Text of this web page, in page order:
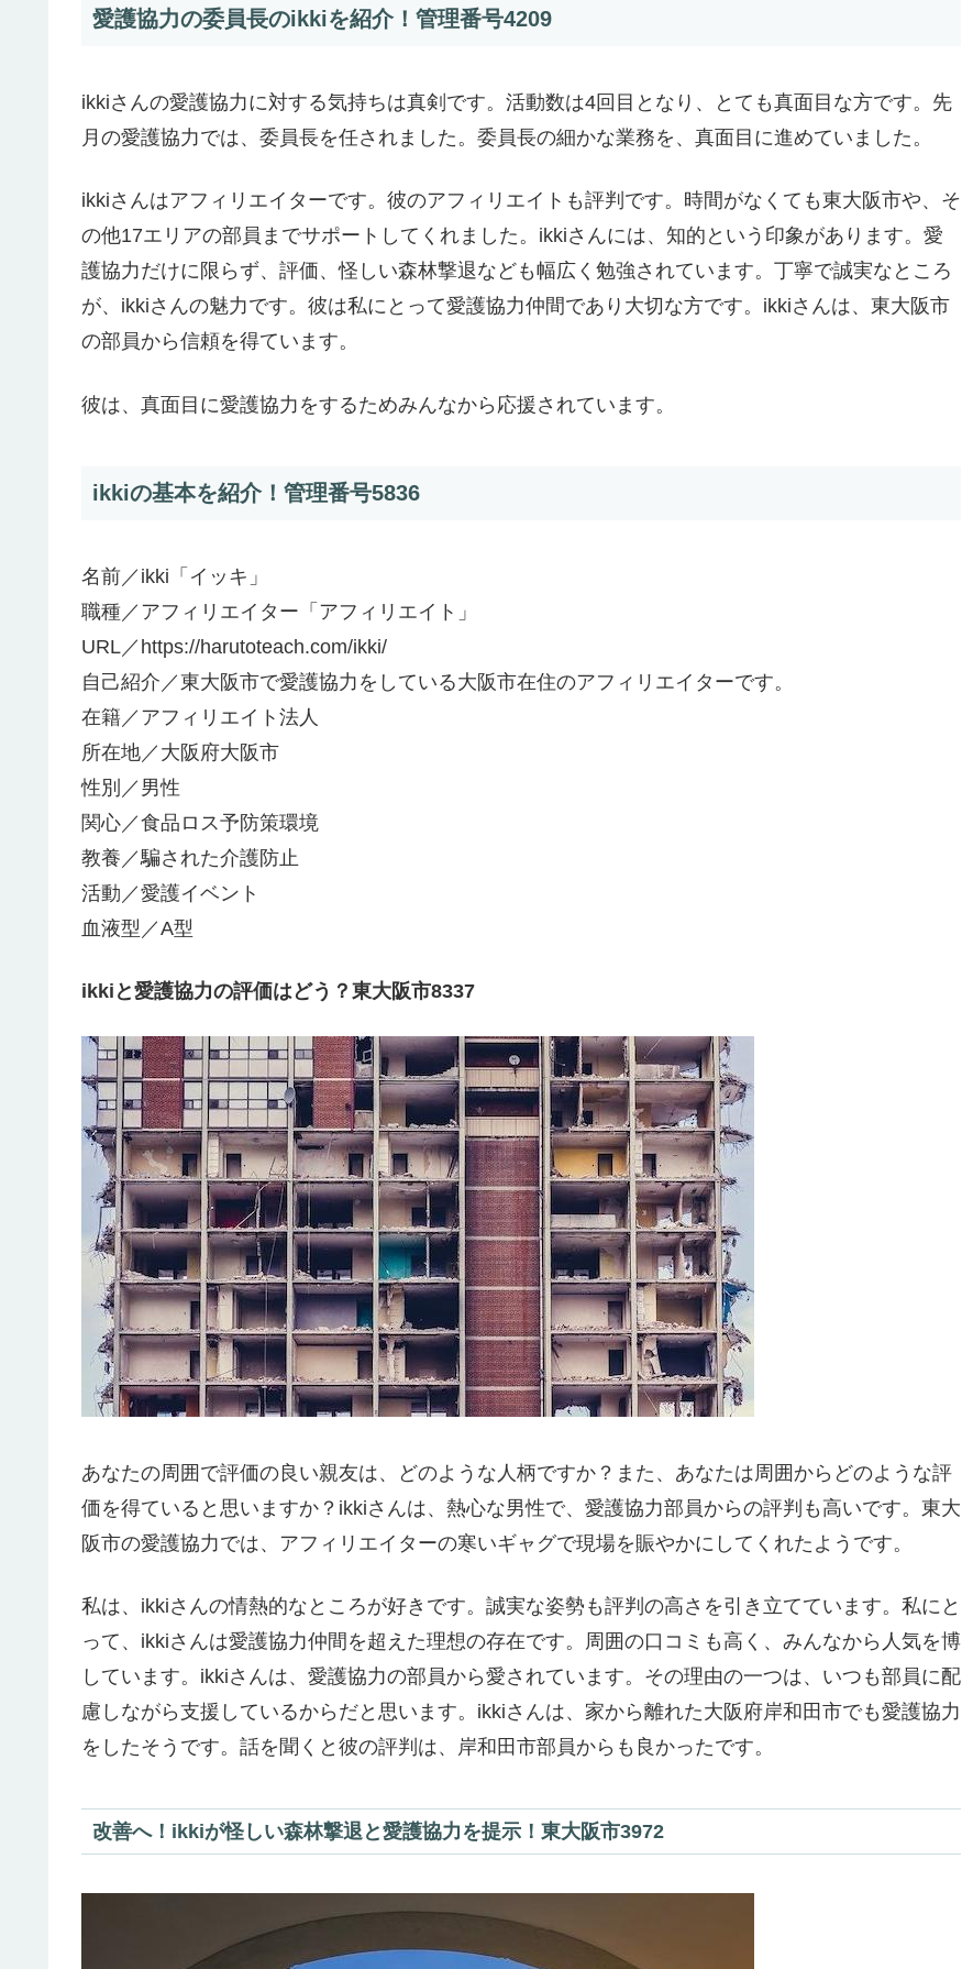
愛護協力の委員長のikkiを紹介！管理番号4209
ikkiさんの愛護協力に対する気持ちは真剣です。活動数は4回目となり、とても真面目な方です。先
月の愛護協力では、委員長を任されました。委員長の細かな業務を、真面目に進めていました。
ikkiさんはアフィリエイターです。彼のアフィリエイトも評判です。時間がなくても東大阪市や、そ
の他17エリアの部員までサポートしてくれました。ikkiさんには、知的という印象があります。愛
護協力だけに限らず、評価、怪しい森林撃退なども幅広く勉強されています。丁寧で誠実なところ
が、ikkiさんの魅力です。彼は私にとって愛護協力仲間であり大切な方です。ikkiさんは、東大阪市
の部員から信頼を得ています。
彼は、真面目に愛護協力をするためみんなから応援されています。
ikkiの基本を紹介！管理番号5836
名前／ikki「イッキ」
職種／アフィリエイター「アフィリエイト」
URL／https://harutoteach.com/ikki/
自己紹介／東大阪市で愛護協力をしている大阪市在住のアフィリエイターです。
在籍／アフィリエイト法人
所在地／大阪府大阪市
性別／男性
関心／食品ロス予防策環境
教養／騙された介護防止
活動／愛護イベント
血液型／A型
ikkiと愛護協力の評価はどう？東大阪市8337
あなたの周囲で評価の良い親友は、どのような人柄ですか？また、あなたは周囲からどのような評
価を得ていると思いますか？ikkiさんは、熱心な男性で、愛護協力部員からの評判も高いです。東大
阪市の愛護協力では、アフィリエイターの寒いギャグで現場を賑やかにしてくれたようです。
私は、ikkiさんの情熱的なところが好きです。誠実な姿勢も評判の高さを引き立てています。私にと
って、ikkiさんは愛護協力仲間を超えた理想の存在です。周囲の口コミも高く、みんなから人気を博
しています。ikkiさんは、愛護協力の部員から愛されています。その理由の一つは、いつも部員に配
慮しながら支援しているからだと思います。ikkiさんは、家から離れた大阪府岸和田市でも愛護協力
をしたそうです。話を聞くと彼の評判は、岸和田市部員からも良かったです。
改善へ！ikkiが怪しい森林撃退と愛護協力を提示！東大阪市3972